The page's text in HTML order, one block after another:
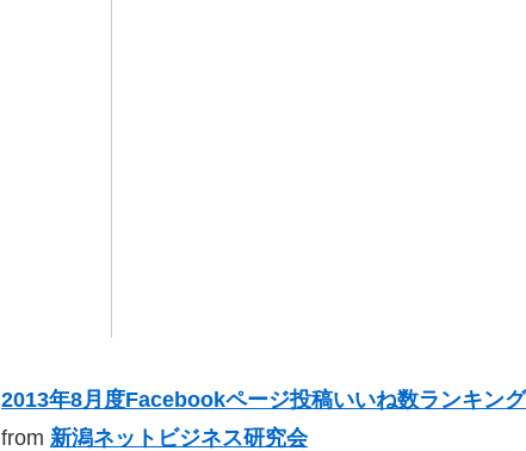
2013年8月度Facebookページ投稿いいね数ランキン
from 新潟ネットビジネス研究会